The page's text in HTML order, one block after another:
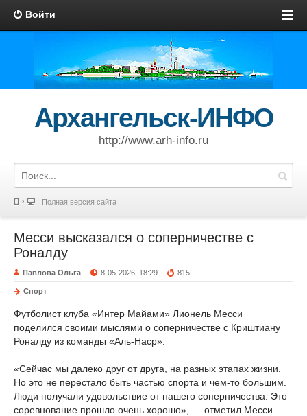
Войти
Архангельск-ИНФО
http://www.arh-info.ru
Полная версия сайта
Месси высказался о соперничестве с
Роналду
Павлова Ольга 8-05-2026, 18:29 815
Спорт
Футболист клуба «Интер Майами» Лионель Месси
поделился своими мыслями о соперничестве с Криштиану
Роналду из команды «Аль-Наср».
«Сейчас мы далеко друг от друга, на разных этапах жизни.
Но это не перестало быть частью спорта и чем-то большим.
Люди получали удовольствие от нашего соперничества. Это
соревнование прошло очень хорошо», — отметил Месси.